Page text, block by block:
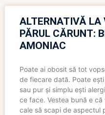
ALTERNATIVĂ LA
PĂRUL CĂRUNT:
AMONIAC
Poate ai obosit să tot
de fiecare dată. Poate
sau pur și simplu ești
ce face. Vestea bună e
cale să scapi de aspectul